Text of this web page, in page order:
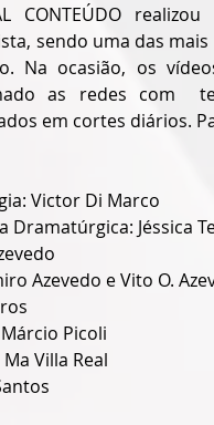
CONTEÚDO realizou
sendo uma das mais
Na ocasião, os
as redes com
em cortes diários.
Victor Di Marco
Dramatúrgica: Jéssica
Azevedo e Vito O.
Picoli
Villa Real